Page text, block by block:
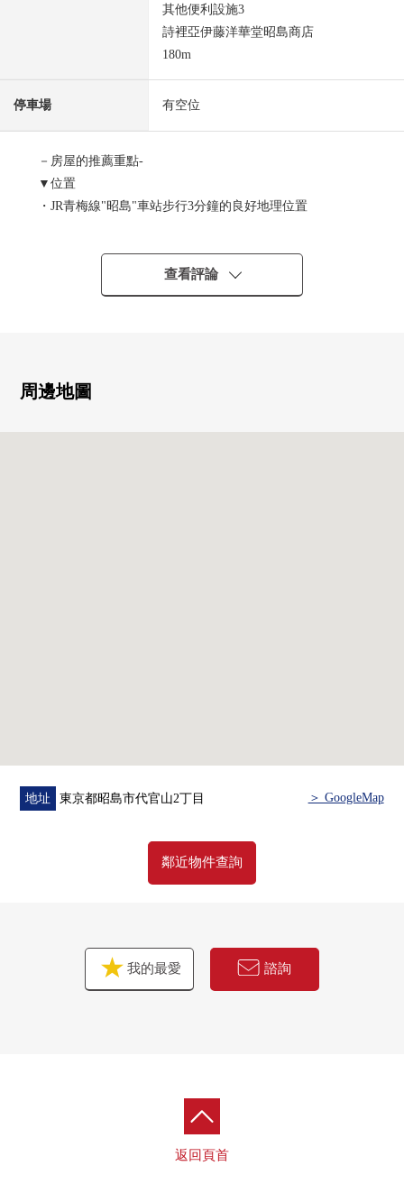
其他便利設施3
詩裡亞伊藤洋華堂昭島商店
180m
停車場 有空位
－房屋的推薦重點-
▼位置
・JR青梅線"昭島"車站步行3分鐘的良好地理位置
▼Mansion的特徴
・277戶總戶數，2026年3月築的新建房屋大小規模Mansion
・新建房屋未住進房屋
・私人使用面積65.50平方公尺的東西專用的院子25.50平方
查看評論
周邊地圖
地址 東京都昭島市代官山2丁目 ＞ GoogleMap
鄰近物件查詢
我的最愛 諮詢
返回頁首